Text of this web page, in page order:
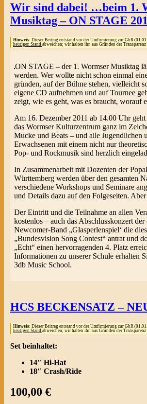
Wir sind dabei! …beim 1.
Musiktag – ON STAGE
Hinweis: Dieser Beitrag entstand vor der Umfirmierung zur GbR
heutigen Stand abweichen; wir halten ihn aus Gründen der
ON STAGE – der 1. Wormser Musiktag
werden. Wer wollte nicht schon einmal
gründen, auf der Bühne stehen, vielleicht
eigene CD aufnehmen und auf Tournee
zeigt, wie es geht, was es braucht, worauf
Am 16. Dezember 2011 ab 14.00 Uhr geht
das Wormser Kulturzentrum ganz im
Mucke und Beats – und alle Jugendlichen
Erwachsenen mit einem nicht nur
Pop- und Rockmusik sind herzlich
In Zusammenarbeit mit Dozenten der
Württemberg werden über den gesamten
verschiedene Workshops und Seminare
und Details dazu auf den Folgeseiten.
Der Eintritt und die Teilnahme an allen
kostenlos – auch das Abschlusskonzert der
Newcomer-Band „Glasperlenspiel‘ die
„Bundesvision Song Contest“ antrat und
„Echt“ einen hervorragenden 4. Platz
Informationen zu unserer Schule erhalten
3db Music School.
HCS BECKENSATZ –
Hinweis: Dieser Beitrag entstand vor der Umfirmierung zur GbR
heutigen Stand abweichen; wir halten ihn aus Gründen der
Set beinhaltet:
14″ Hi-Hat
18″ Crash/Ride
100,00 €